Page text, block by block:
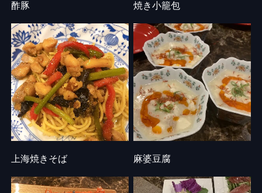
酢豚 焼き小籠包
上海焼きそば 麻婆豆腐